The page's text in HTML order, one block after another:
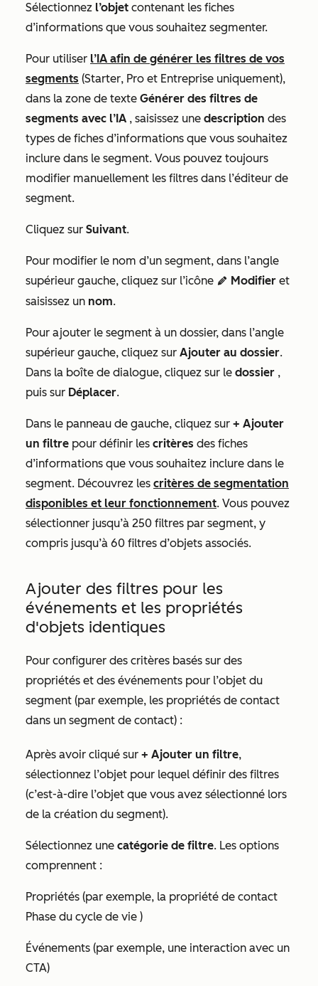
Sélectionnez l’objet contenant les fiches
d’informations que vous souhaitez segmenter.
Pour utiliser l’IA afin de générer les filtres de vos
segments (Starter, Pro et Entreprise uniquement),
dans la zone de texte Générer des filtres de
segments avec l’IA , saisissez une description des
types de fiches d’informations que vous souhaitez
inclure dans le segment. Vous pouvez toujours
modifier manuellement les filtres dans l’éditeur de
segment.
Cliquez sur Suivant.
Pour modifier le nom d’un segment, dans l’angle
supérieur gauche, cliquez sur l’icône edit Modifier et
saisissez un nom.
Pour ajouter le segment à un dossier, dans l’angle
supérieur gauche, cliquez sur Ajouter au dossier.
Dans la boîte de dialogue, cliquez sur le dossier ,
puis sur Déplacer.
Dans le panneau de gauche, cliquez sur + Ajouter
un filtre pour définir les critères des fiches
d’informations que vous souhaitez inclure dans le
segment. Découvrez les critères de segmentation
disponibles et leur fonctionnement. Vous pouvez
sélectionner jusqu’à 250 filtres par segment, y
compris jusqu’à 60 filtres d’objets associés.
Ajouter des filtres pour les
événements et les propriétés
d'objets identiques
Pour configurer des critères basés sur des
propriétés et des événements pour l’objet du
segment (par exemple, les propriétés de contact
dans un segment de contact) :
Après avoir cliqué sur + Ajouter un filtre,
sélectionnez l’objet pour lequel définir des filtres
(c’est-à-dire l’objet que vous avez sélectionné lors
de la création du segment).
Sélectionnez une catégorie de filtre. Les options
comprennent :
Propriétés (par exemple, la propriété de contact
Phase du cycle de vie )
Événements (par exemple, une interaction avec un
CTA)